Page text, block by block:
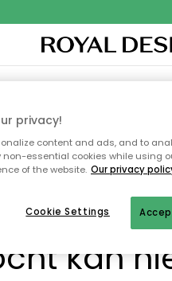
TEXTIEL & VLOERKLEDEN
pagina
kan
privacy!
content and ads, and to
essential cookies while using
of the website. Our privacy
Cookie Settings